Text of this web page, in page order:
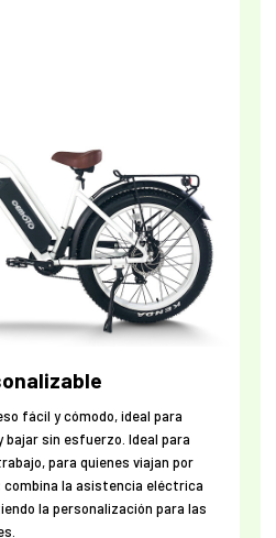
fácil y cómodo, ideal para
sin esfuerzo. Ideal para
para quienes viajan por
combina la asistencia eléctrica
la personalización para las